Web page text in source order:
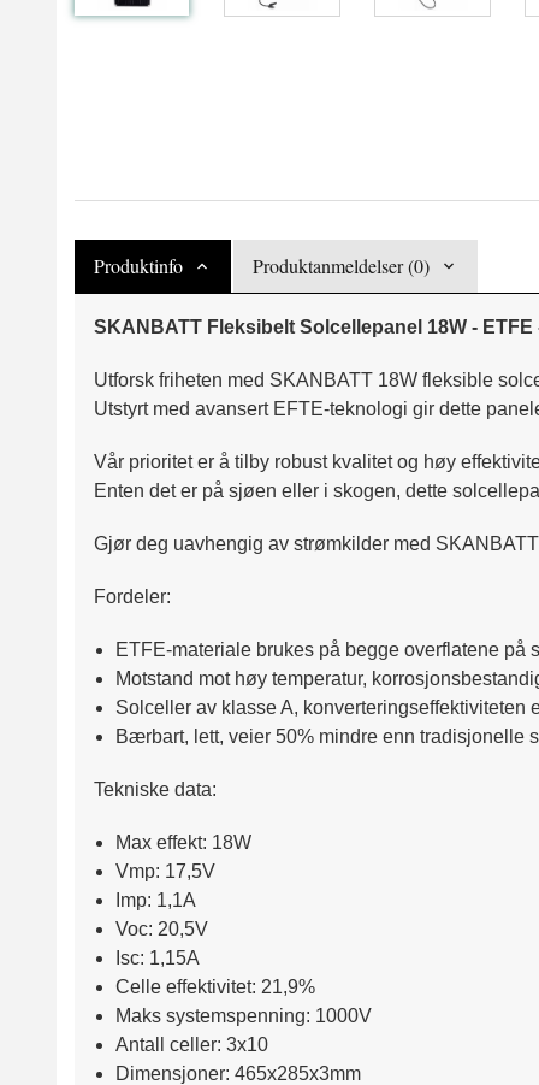
Produktinfo Produktanmeldelser (0)
SKANBATT Fleksibelt Solcellepanel 18W - ETFE
Utforsk friheten med SKANBATT 18W fleksible
Utstyrt med avansert EFTE-teknologi gir dette
Vår prioritet er å tilby robust kvalitet og høy
Enten det er på sjøen eller i skogen, dette
Gjør deg uavhengig av strømkilder med
Fordeler:
ETFE-materiale brukes på begge overflatene på
Motstand mot høy temperatur,
Solceller av klasse A, konverteringseffektiviteten
Bærbart, lett, veier 50% mindre enn tradisjonelle
Tekniske data:
Max effekt: 18W
Vmp: 17,5V
Imp: 1,1A
Voc: 20,5V
Isc: 1,15A
Celle effektivitet: 21,9%
Maks systemspenning: 1000V
Antall celler: 3x10
Dimensjoner: 465x285x3mm